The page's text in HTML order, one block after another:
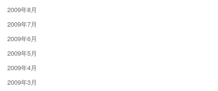
2009年8月
2009年7月
2009年6月
2009年5月
2009年4月
2009年3月